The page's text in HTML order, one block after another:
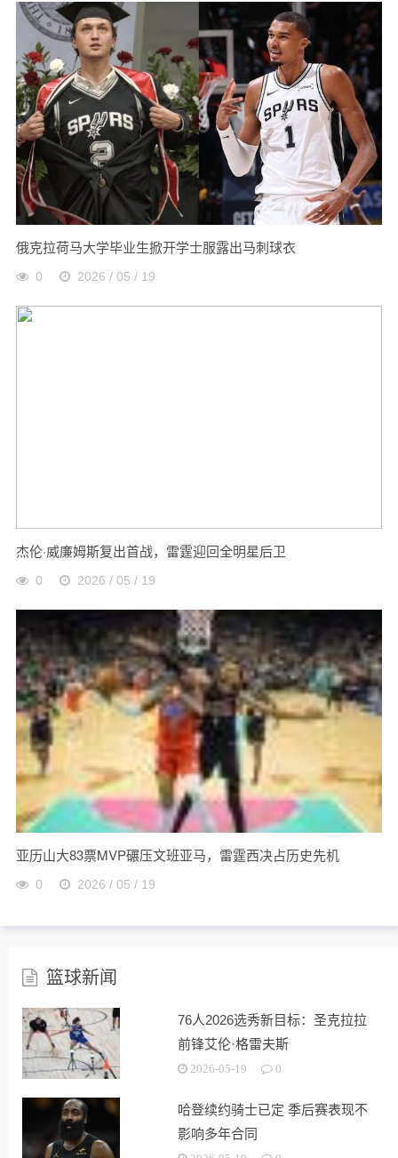
俄克拉荷马大学毕业生掀开学士服露出马刺球衣
0 2026 / 05 / 19
杰伦·威廉姆斯复出首战，雷霆迎回全明星后卫
0 2026 / 05 / 19
亚历山大83票MVP碾压文班亚马，雷霆西决占历史先机
0 2026 / 05 / 19
篮球新闻
76人2026选秀新目标：圣克拉拉
前锋艾伦·格雷夫斯
2026-05-19 0
哈登续约骑士已定 季后赛表现不
影响多年合同